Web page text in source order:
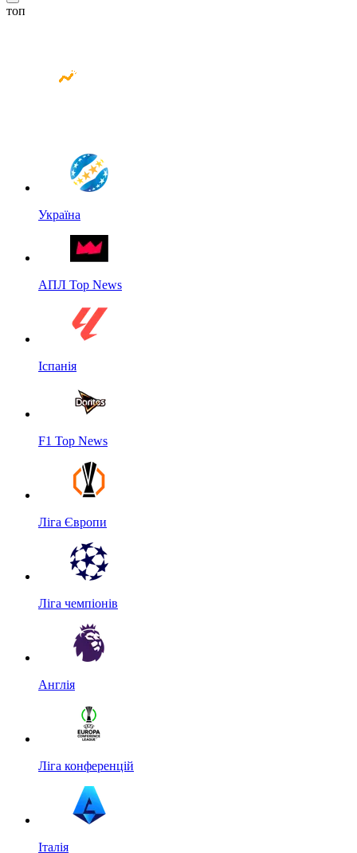
топ
Україна
АПЛ Top News
Іспанія
F1 Top News
Ліга Європи
Ліга чемпіонів
Англія
Ліга конференцій
Італія